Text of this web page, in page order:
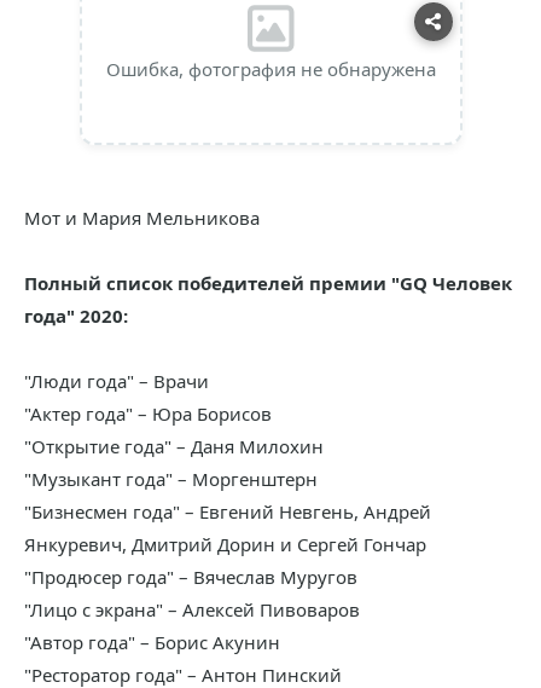
Ошибка, фотография не обнаружена
Мот и Мария Мельникова
Полный список победителей премии "GQ Человек
года" 2020:
"Люди года" – Врачи
"Актер года" – Юра Борисов
"Открытие года" – Даня Милохин
"Музыкант года" – Моргенштерн
"Бизнесмен года" – Евгений Невгень, Андрей
Янкуревич, Дмитрий Дорин и Сергей Гончар
"Продюсер года" – Вячеслав Муругов
"Лицо с экрана" – Алексей Пивоваров
"Автор года" – Борис Акунин
"Ресторатор года" – Антон Пинский